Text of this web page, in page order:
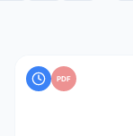
PDF